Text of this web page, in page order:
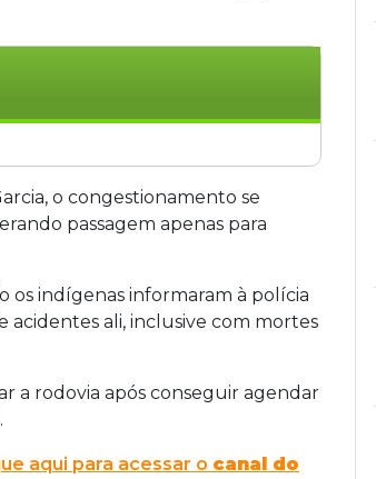
em Sidrolândia, na
na via e em estradas vicinais
chamas, durou cerca de seis
2 km. A manifestação foi
após os manifestantes
do governo estadual para
o congestionamento se
passagem apenas para
os indígenas informaram à polícia
acidentes ali, inclusive com mortes
a rodovia após conseguir agendar
aqui para acessar o canal do